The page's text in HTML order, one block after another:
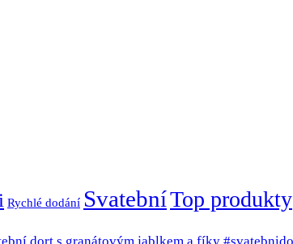
Rychlé dodání SvatebníTop produkty